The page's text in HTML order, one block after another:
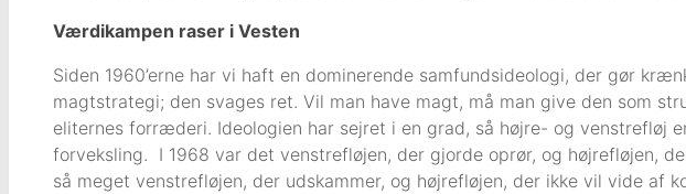
Værdikampen raser i Vesten
Siden 1960’erne har vi haft en dominerende samfunds­ideologi, der gør
magtstrategi; den svages ret. Vil man have magt, må man give den som
eliternes forræderi. Ideologien har sejret i en grad, så højre- og venstrefløj
forveksling. I 1968 var det venstrefløjen, der gjorde oprør, og højrefløjen,
så meget venstrefløjen, der udskammer, og højrefløjen, der ikke vil vide af